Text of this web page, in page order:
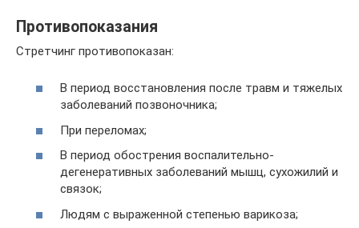
Противопоказания
Стретчинг противопоказан:
В период восстановления после травм и тяжелых
заболеваний позвоночника;
При переломах;
В период обострения воспалительно-
дегенеративных заболеваний мышц, сухожилий и
связок;
Людям с выраженной степенью варикоза;